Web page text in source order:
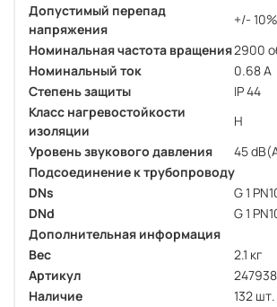
Допустимый перепад
напряжения
+/- 10%
Номинальная частота вращения2900
Номинальный ток
0.68 A
Степень защиты
IP 44
Класс нагревостойкости
изоляции
H
Уровень звукового давления
45
Подсоединение к трубопроводу
DNs
G 1
DNd
G 1
Дополнительная информация
Вес
2.1 кг
Артикул
Наличие
132 шт.